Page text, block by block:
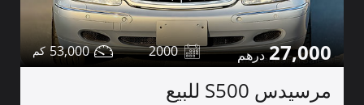
27,000
2000
53,000
مرسيدس S500 للبيع